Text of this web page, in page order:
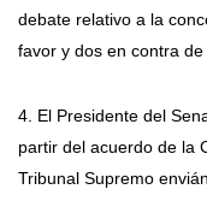
debate relativo a la
favor y dos en contra
4. El Presidente del
partir del acuerdo de la
Tribunal Supremo